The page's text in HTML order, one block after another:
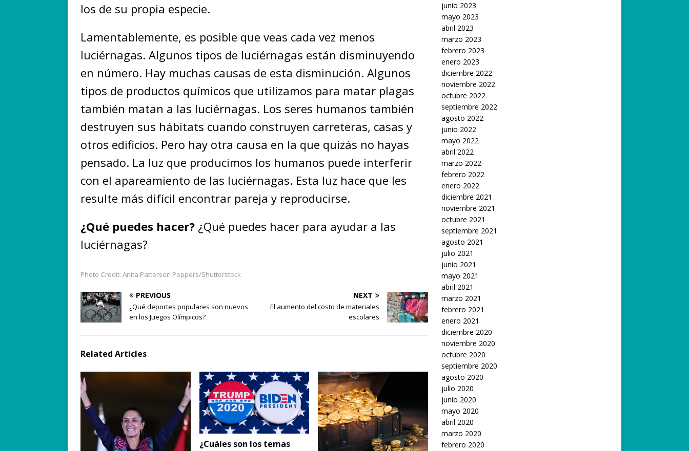
los de su propia especie.
Lamentablemente, es posible que veas cada vez menos
luciérnagas. Algunos tipos de luciérnagas están disminuyendo
en número. Hay muchas causas de esta disminución. Algunos
tipos de productos químicos que utilizamos para matar plagas
también matan a las luciérnagas. Los seres humanos también
destruyen sus hábitats cuando construyen carreteras, casas y
otros edificios. Pero hay otra causa en la que quizás no hayas
pensado. La luz que producimos los humanos puede interferir
con el apareamiento de las luciérnagas. Esta luz hace que les
resulte más difícil encontrar pareja y reproducirse.
¿Qué puedes hacer? ¿Qué puedes hacer para ayudar a las
luciérnagas?
Photo Credit: Anita Patterson Peppers/Shutterstock
PREVIOUS
¿Qué deportes populares son nuevos
en los Juegos Olímpicos?
NEXT
El aumento del costo de materiales
escolares
Related Articles
¿Cuáles son los temas
junio 2023
mayo 2023
abril 2023
marzo 2023
febrero 2023
enero 2023
diciembre 2022
noviembre 2022
octubre 2022
septiembre 2022
agosto 2022
junio 2022
mayo 2022
abril 2022
marzo 2022
febrero 2022
enero 2022
diciembre 2021
noviembre 2021
octubre 2021
septiembre 2021
agosto 2021
julio 2021
junio 2021
mayo 2021
abril 2021
marzo 2021
febrero 2021
enero 2021
diciembre 2020
noviembre 2020
octubre 2020
septiembre 2020
agosto 2020
julio 2020
junio 2020
mayo 2020
abril 2020
marzo 2020
febrero 2020